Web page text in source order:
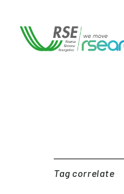
Tag correlate